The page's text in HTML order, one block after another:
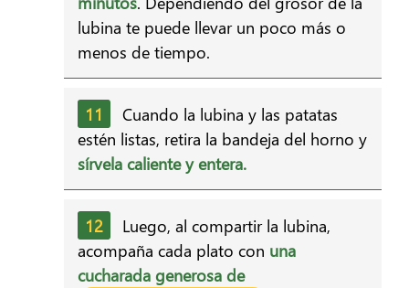
lubina te puede llevar un poco más o
menos de tiempo.
Cuando la lubina y las patatas
estén listas, retira la bandeja del horno y
sírvela caliente y entera.
Luego, al compartir la lubina,
acompaña cada plato con una
cucharada generosa de